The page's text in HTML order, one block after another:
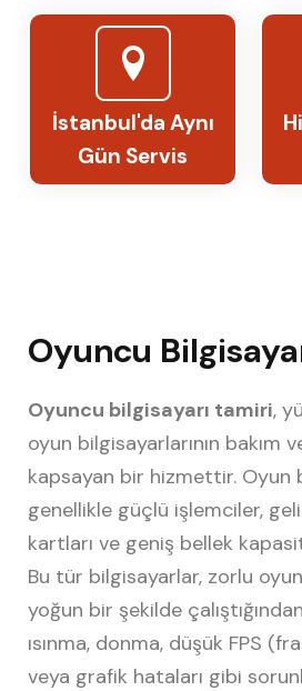
İstanbul'da Aynı
Gün Servis
Oyuncu
Oyuncu bilgisayarı tamiri,
oyun bilgisayarlarının bakım
kapsayan bir hizmettir. Oyun
genellikle güçlü işlemciler,
kartları ve geniş bellek
Bu tür bilgisayarlar, zorlu
yoğun bir şekilde
ısınma, donma, düşük FPS
veya grafik hataları gibi